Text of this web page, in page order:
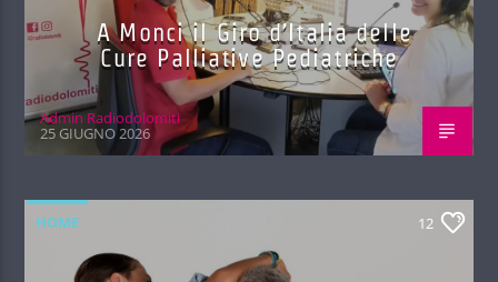
A Monci il Giro d’Italia delle
Cure Palliative Pediatriche
Admin Radiodolomiti
25 GIUGNO 2026
HOME 12